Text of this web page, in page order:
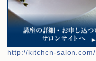
http://kitchen-salon.com/